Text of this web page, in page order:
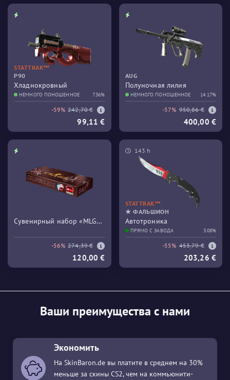
STATTRAK™
P90
Хладнокровный
НЕМНОГО ПОНОШЕННОЕ 7.36%
-59% 242,70 €
99,11 €
AUG
Полуночная лилия
НЕМНОГО ПОНОШЕННОЕ 14.17%
-57% 950,86 €
400,00 €
Сувенирный набор «MLG
-56% 274,39 €
120,00 €
143 h
STATTRAK™
★ ФАЛЬШИОН
Автотроника
ПРЯМО С ЗАВОДА 3.08%
-55% 453,79 €
203,26 €
Ваши преимущества с нами
Экономить
На SkinBaron.de вы платите в среднем на 30%
меньше за скины CS2, чем на коммьюнити-